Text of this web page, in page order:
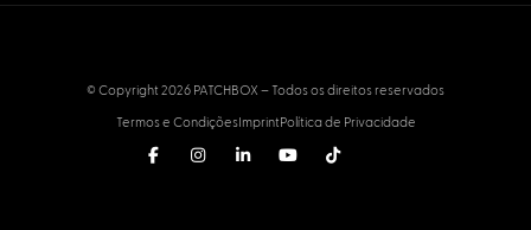
© Copyright 2026 PATCHBOX – Todos os direitos reservados
Termos e CondiçõesImprintPolítica de Privacidade